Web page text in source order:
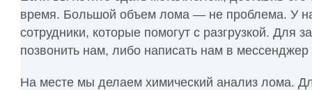
время. Большой объем лома — не проблема. У
сотрудники, которые помогут с разгрузкой. Для
позвонить нам, либо написать нам в мессенджер
На месте мы делаем химический анализ лома.